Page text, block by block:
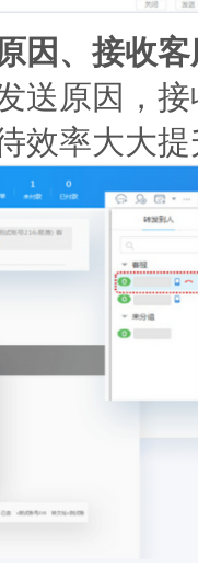
因、接收
原因，接
效率大大提